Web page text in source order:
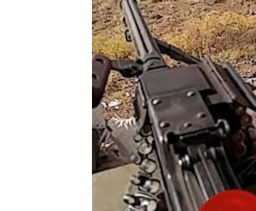
Copy
Link